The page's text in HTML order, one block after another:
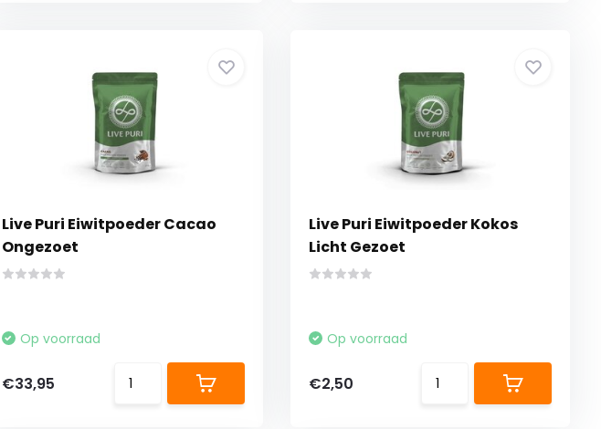
Live Puri Eiwitpoeder Cacao
Ongezoet
Op voorraad
€33,95
Live Puri Eiwitpoeder Kokos
Licht Gezoet
Op voorraad
€2,50